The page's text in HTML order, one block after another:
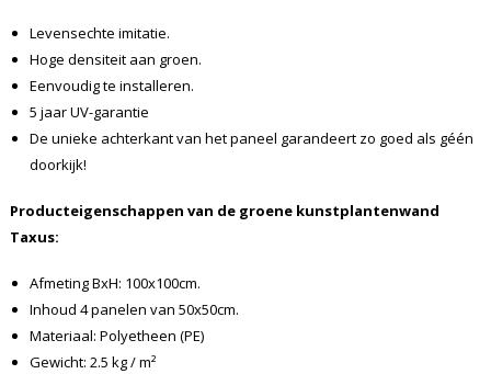
Levensechte imitatie.
Hoge densiteit aan groen.
Eenvoudig te installeren.
5 jaar UV-garantie
De unieke achterkant van het paneel garandeert zo goed als géén
doorkijk!
Producteigenschappen van de groene kunstplantenwand
Taxus:
Afmeting BxH: 100x100cm.
Inhoud 4 panelen van 50x50cm.
Materiaal: Polyetheen (PE)
Gewicht: 2.5 kg / m²